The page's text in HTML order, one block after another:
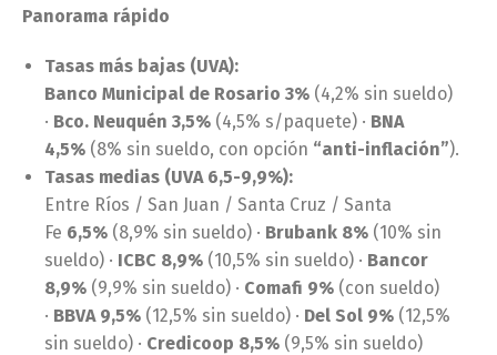
Panorama rápido
Tasas más bajas (UVA):
Banco Municipal de Rosario 3% (4,2% sin sueldo)
· Bco. Neuquén 3,5% (4,5% s/paquete) · BNA
4,5% (8% sin sueldo, con opción “anti-inflación”).
Tasas medias (UVA 6,5-9,9%):
Entre Ríos / San Juan / Santa Cruz / Santa
Fe 6,5% (8,9% sin sueldo) · Brubank 8% (10% sin
sueldo) · ICBC 8,9% (10,5% sin sueldo) · Bancor
8,9% (9,9% sin sueldo) · Comafi 9% (con sueldo)
· BBVA 9,5% (12,5% sin sueldo) · Del Sol 9% (12,5%
sin sueldo) · Credicoop 8,5% (9,5% sin sueldo)